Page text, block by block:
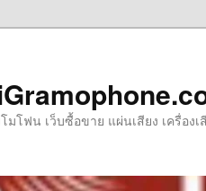
มโฟน เว็บซื้อขาย แผ่นเสียง เครื่อง